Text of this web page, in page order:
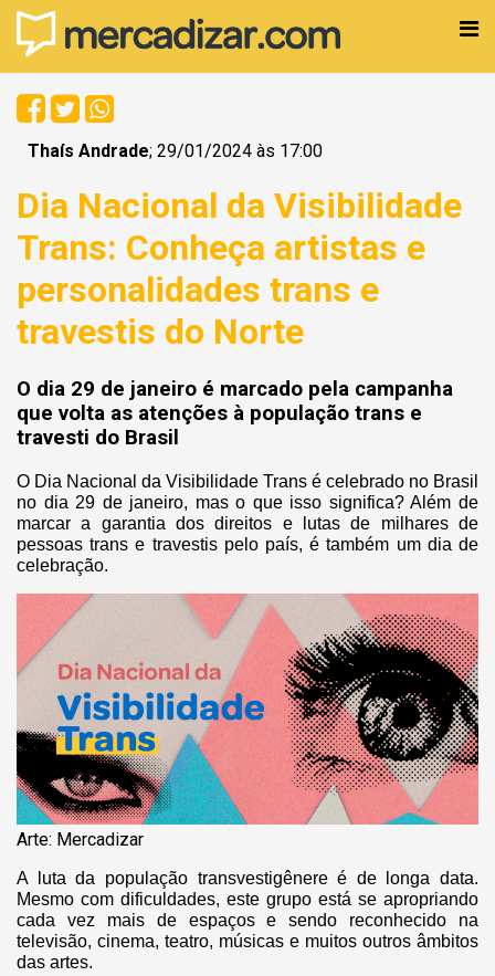
Thaís Andrade; 29/01/2024 às 17:00
Dia Nacional da Visibilidade
Trans: Conheça artistas e
personalidades trans e
travestis do Norte
O dia 29 de janeiro é marcado pela campanha
que volta as atenções à população trans e
travesti do Brasil
O Dia Nacional da Visibilidade Trans é celebrado no Brasil
no dia 29 de janeiro, mas o que isso significa? Além de
marcar a garantia dos direitos e lutas de milhares de
pessoas trans e travestis pelo país, é também um dia de
celebração.
Arte: Mercadizar
A luta da população transvestigênere é de longa data.
Mesmo com dificuldades, este grupo está se apropriando
cada vez mais de espaços e sendo reconhecido na
televisão, cinema, teatro, músicas e muitos outros âmbitos
das artes.